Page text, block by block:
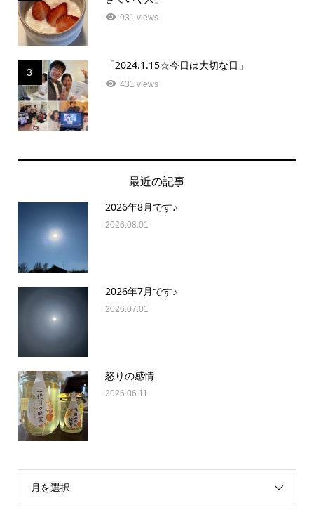
931 views
3
「2024.1.15☆今日は大切な日」
431 views
最近の記事
2026年8月です♪
2026.08.01
2026年7月です♪
2026.07.01
怒りの感情
2026.06.11
月を選択